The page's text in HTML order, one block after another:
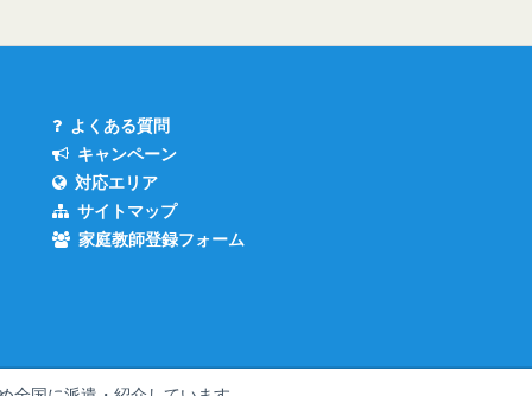
よくある質問
キャンペーン
対応エリア
サイトマップ
家庭教師登録フォーム